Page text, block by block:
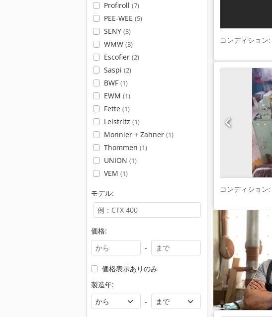
Profiroll (7)
PEE-WEE (5)
SENY (3)
WMW (3)
Escofier (2)
Saspi (2)
BWF (1)
EWM (1)
Fette (1)
Leistritz (1)
Monnier + Zahner (1)
Thommen (1)
UNION (1)
VEM (1)
モデル:
価格:
-
価格表示ありのみ
製造年:
-
コンディション:
コンディション: